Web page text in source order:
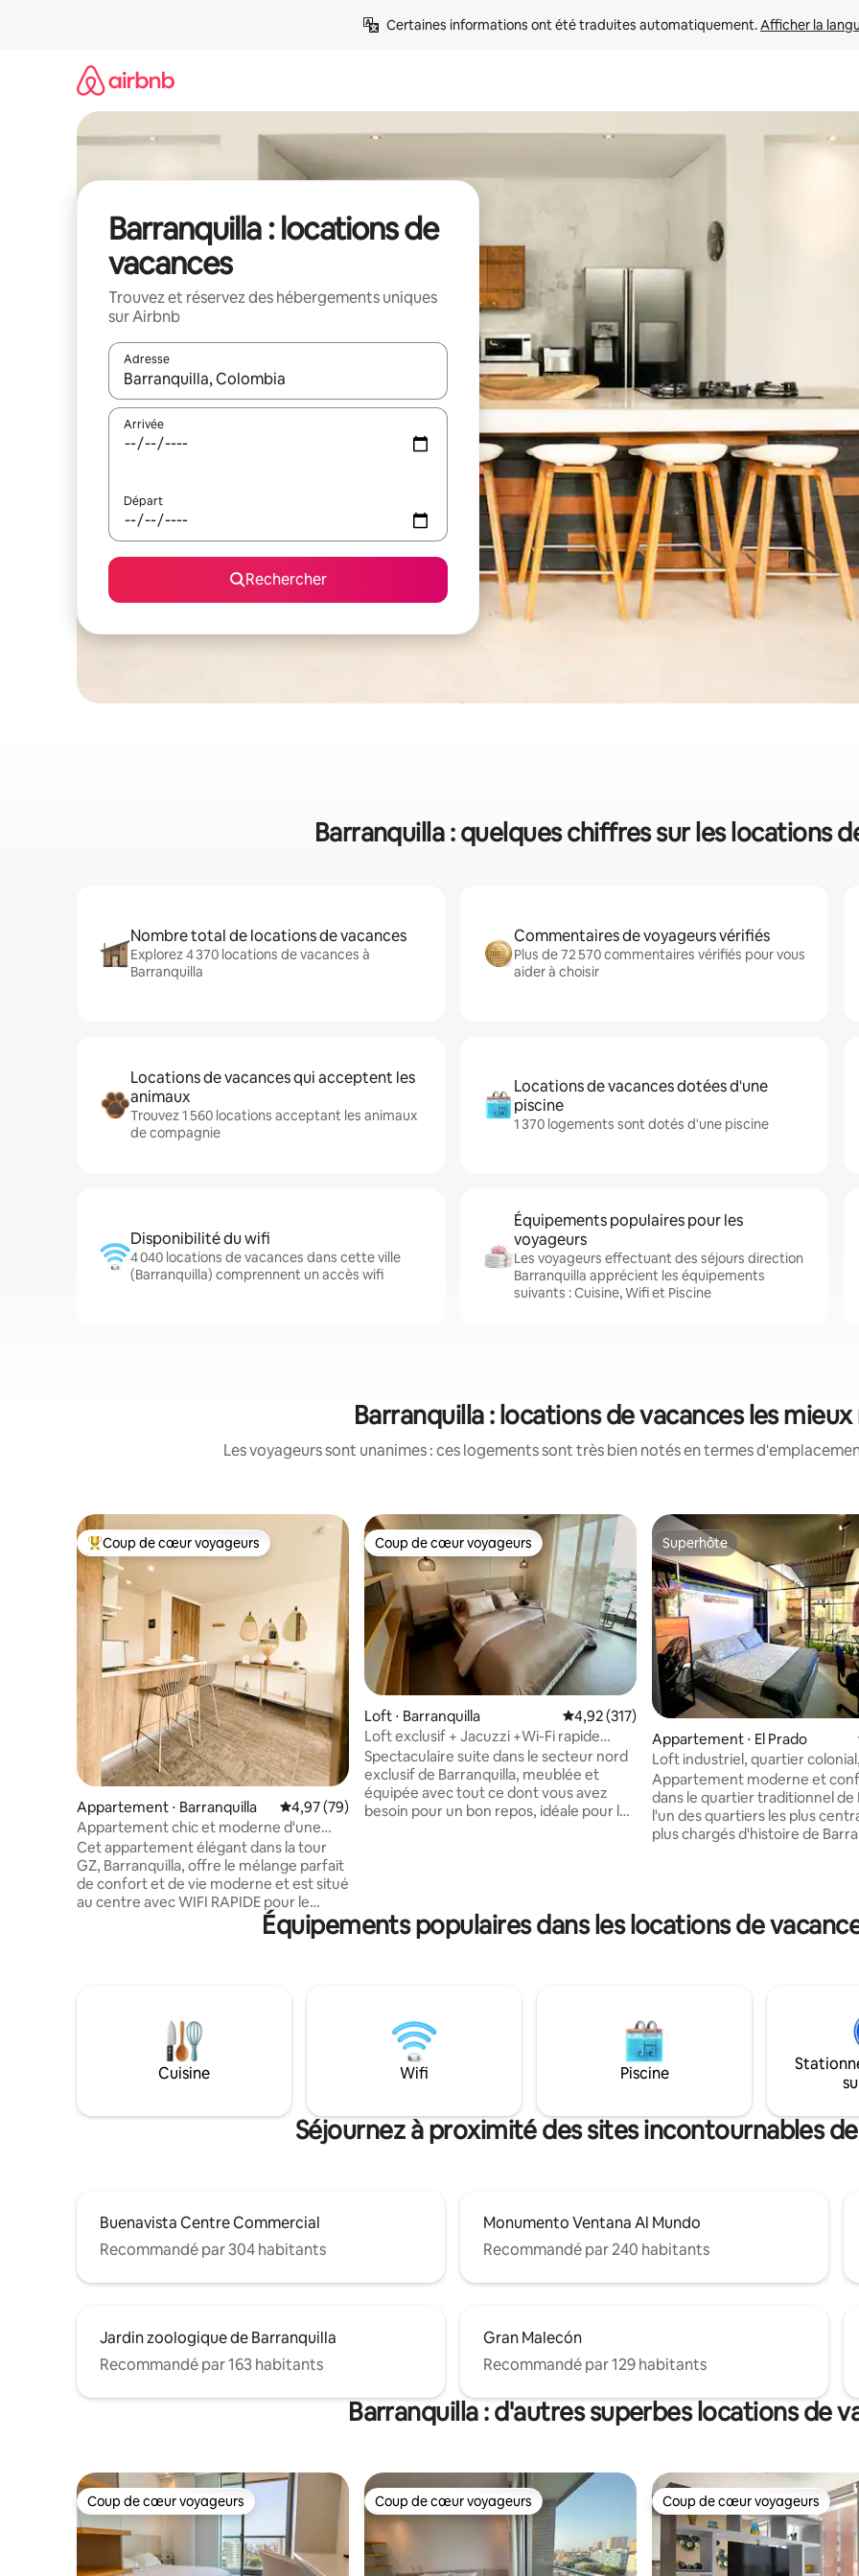
Certaines informations ont été traduites automatiquement. Afficher la
Barranquilla : locations de
vacances
Trouvez et réservez des hébergements uniques
sur Airbnb
Adresse
Lorsque les résultats s'affichent, utilisez les flèches vers le haut et vers le bas pour les parcourir ou en appuyant et en
Arrivée
Départ
Rechercher
Barranquilla : quelques chiffres sur les locations
Nombre total de locations de vacances
Explorez 4 370 locations de vacances à
Barranquilla
Commentaires de voyageurs vérifiés
Plus de 72 570 commentaires vérifiés pour vous
aider à choisir
Locations de vacances qui acceptent les
animaux
Trouvez 1 560 locations acceptant les animaux
de compagnie
Locations de vacances dotées d'une
piscine
1 370 logements sont dotés d'une piscine
Disponibilité du wifi
4 040 locations de vacances dans cette ville
(Barranquilla) comprennent un accès wifi
Équipements populaires pour les
voyageurs
Les voyageurs effectuant des séjours direction
Barranquilla apprécient les équipements
suivants : Cuisine, Wifi et Piscine
Barranquilla : locations de vacances les
Les voyageurs sont unanimes : ces logements sont très bien notés en termes
Coups de cœur voyageurs les plus appréciés
Coup de cœur voyageurs
Appartement ⋅ Barranquilla Évaluation moyenne sur la base de 79 commentaires : 4,97 sur 5
4,97 (79)
Appartement chic et moderne d'une
chambre avec WIFI rapide
Cet appartement élégant dans la tour
GZ, Barranquilla, offre le mélange parfait
de confort et de vie moderne et est situé
au centre avec WIFI RAPIDE pour le
travail à domicile. Il dispose d'un coin
salon confortable, d'une chambre
tandis que la salle de bain attenante
comprend une laveuse/sécheuse pour
plus de commodité. Profitez d'un séjour
relaxant avec tout le confort dont vous
choix, y compris l'accès à une piscine
Coup de cœur voyageurs
Coup de cœur voyageurs
Loft ⋅ Barranquilla Évaluation moyenne sur la base de 317
4,92 (317)
Loft exclusif + Jacuzzi +Wi-Fi rapide
500 Mbps
Spectaculaire suite dans le secteur nord
exclusif de Barranquilla, meublée et
équipée avec tout ce dont vous avez
besoin pour un bon repos, idéale pour les
déplacement facile vers n'importe quel
point de la ville. Situé sur le principal axe
Superhôte
Superhôte
Appartement ⋅ El Prado
Loft industriel, quartier colonial,
emplacement central.
Appartement moderne et
dans le quartier traditionnel de
l'un des quartiers les plus
plus chargés d'histoire de
tourisme ou le travail, avec un
meilleur quartier
commercial de la ville.
Équipements populaires dans les locations de
Cuisine Wifi Piscine
Séjournez à proximité des sites incontournables
Buenavista Centre Commercial
Recommandé par 304 habitants
Monumento Ventana Al Mundo
Recommandé par 240 habitants
Jardin zoologique de Barranquilla
Recommandé par 163 habitants
Gran Malecón
Recommandé par 129 habitants
Barranquilla : d'autres superbes locations de
Coup de cœur voyageurs
Coup de cœur voyageurs Coup de cœur voyageurs
Coup de cœur voyageurs Coup de cœur voyageurs
Coup de cœur voyageurs